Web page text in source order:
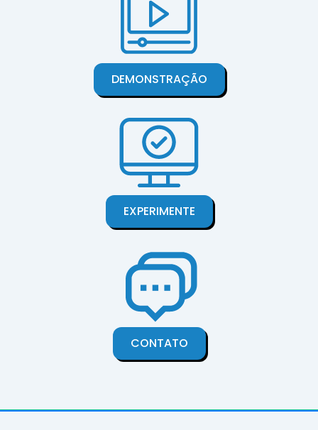
DEMONSTRAÇÃO
EXPERIMENTE
CONTATO